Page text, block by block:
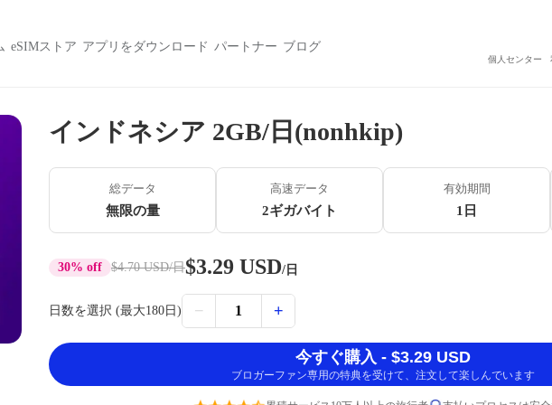
eSIMストア アプリをダウンロード パートナー ブログ
個人センター
インドネシア 2GB/日(nonhkip)
総データ
無限の量
高速データ
2ギガバイト
有効期間
1日
30% off $4.70 USD/日$3.29 USD/日
日数を選択 (最大180日) − 1 +
今すぐ購入 - $3.29 USD
ブロガーファン専用の特典を受けて、注文して楽しんでいます